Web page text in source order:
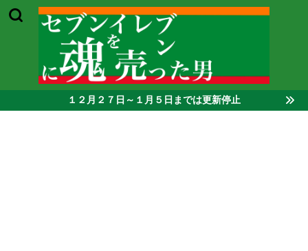
１２月２７日～１月５日までは更新停止